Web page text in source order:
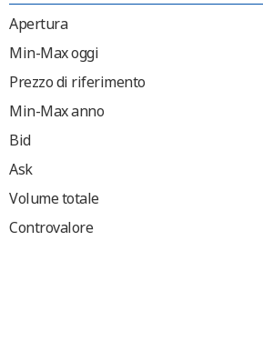
Apertura
Min-Max oggi
Prezzo di riferimento
Min-Max anno
Bid
Ask
Volume totale
Controvalore